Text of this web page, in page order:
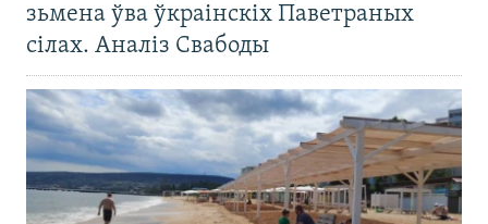
зьмена ўва ўкраінскіх Паветраных
сілах. Аналіз Свабоды